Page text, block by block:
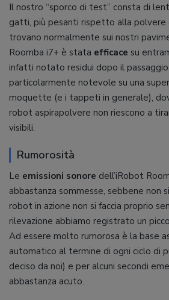
Il nostro “sporco di test” consta di
gatti, più pesanti rispetto alla polvere
trovano normalmente sui nostri
Roomba i7+ è stata efficace su
infatti notato residui dopo il
particolarmente notevole su una
moquette (e i tappeti in generale),
robot aspirapolvere non riescono a
visibili.
Rumorosità
Le emissioni sonore dell’iRobot
abbastanza sommesse, sebbene non
robot in azione non si faccia proprio
rilevazione abbiamo registrato un
Ad essere molto rumorosa è la base
automatico al termine di ogni ciclo di
deciso da noi) e per alcuni secondi
abbastanza acuto.